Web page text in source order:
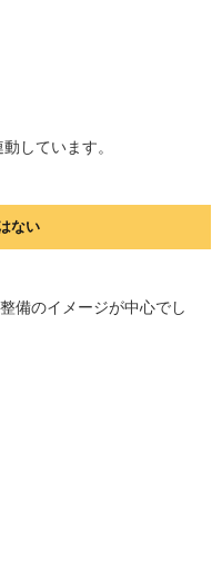
しています。
ない
備のイメージが中心でし